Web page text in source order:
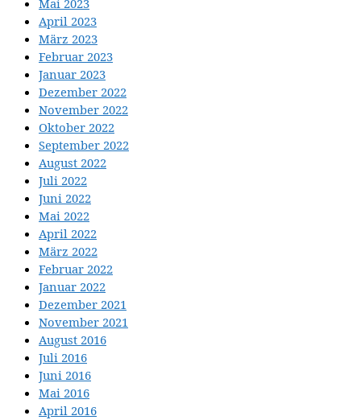
Mai 2023
April 2023
März 2023
Februar 2023
Januar 2023
Dezember 2022
November 2022
Oktober 2022
September 2022
August 2022
Juli 2022
Juni 2022
Mai 2022
April 2022
März 2022
Februar 2022
Januar 2022
Dezember 2021
November 2021
August 2016
Juli 2016
Juni 2016
Mai 2016
April 2016